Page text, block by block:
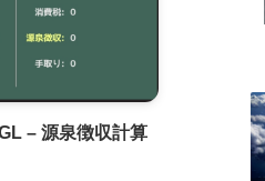
– 源泉徴収計算